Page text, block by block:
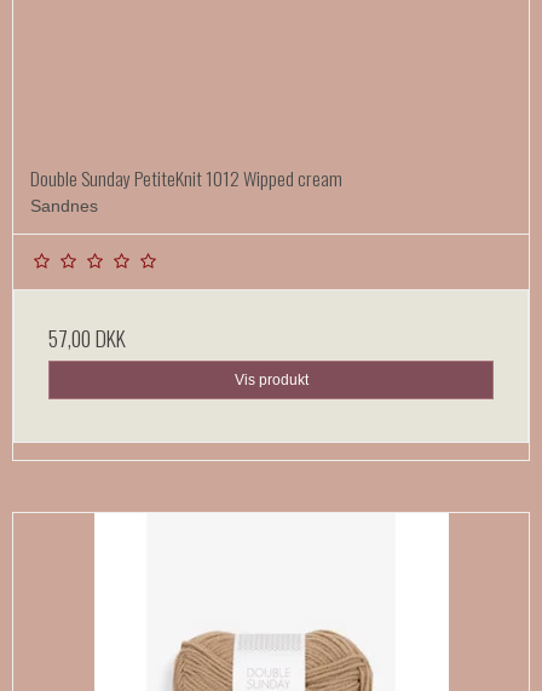
Double Sunday PetiteKnit 1012 Wipped cream
Sandnes
57,00 DKK
Vis produkt